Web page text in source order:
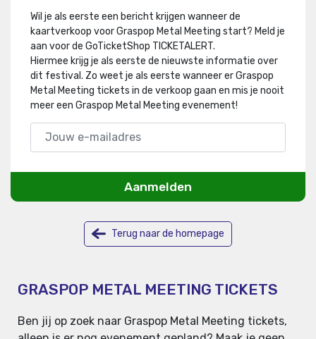
Wil je als eerste een bericht krijgen wanneer de
kaartverkoop voor Graspop Metal Meeting start? Meld je
aan voor de GoTicketShop TICKETALERT.
Hiermee krijg je als eerste de nieuwste informatie over
dit festival . Zo weet je als eerste wanneer er Graspop
Metal Meeting tickets in de verkoop gaan en mis je nooit
meer een Graspop Metal Meeting evenement!
Aanmelden
Terug naar de homepage
GRASPOP METAL MEETING TICKETS
Ben jij op zoek naar Graspop Metal Meeting tickets,